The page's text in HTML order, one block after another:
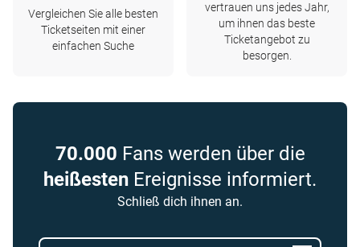
Vergleichen Sie alle besten
Ticketseiten mit einer
einfachen Suche
vertrauen uns jedes Jahr,
um ihnen das beste
Ticketangebot zu
besorgen.
70.000 Fans werden über die
heißesten Ereignisse informiert.
Schließ dich ihnen an.